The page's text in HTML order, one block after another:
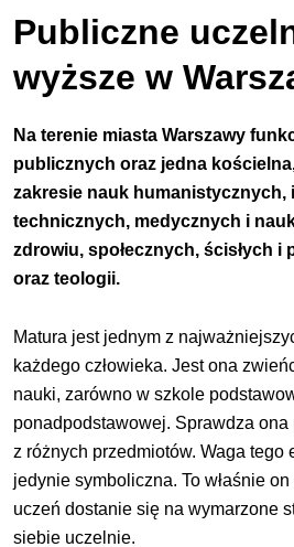
Publiczne
wyższe w
Na terenie miasta Warszawy
publicznych oraz jedna
zakresie nauk humanistycznych,
technicznych, medycznych i
zdrowiu, społecznych, ścisłych
oraz teologii.
Matura jest jednym z
każdego człowieka. Jest ona
nauki, zarówno w szkole
ponadpodstawowej. Sprawdza
z różnych przedmiotów. Waga tego
jedynie symboliczna. To właśnie
uczeń dostanie się na wymarzone
siebie uczelnie.